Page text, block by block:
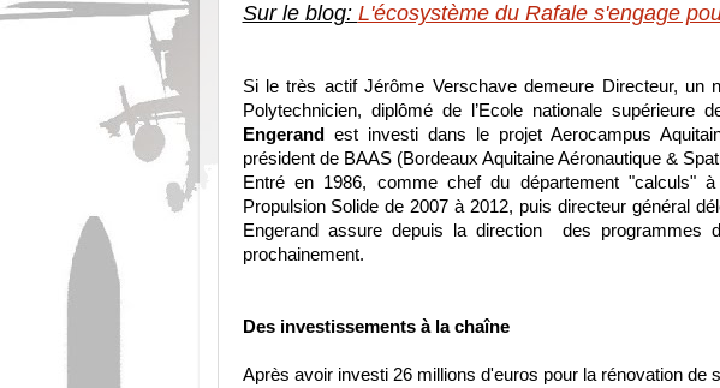
Sur le blog: L'écosystème du Rafale s'engage
Si le très actif Jérôme Verschave demeure Directeur, un
Polytechnicien, diplômé de l’Ecole nationale supérieure
Engerand
est investi dans le projet Aerocampus
président de BAAS (Bordeaux Aquitaine Aéronautique &
Entré en 1986, comme chef du département "calculs"
Propulsion Solide de 2007 à 2012, puis directeur général
Engerand assure depuis la direction des programmes
prochainement.
Des investissements à la chaîne
Après avoir investi 26 millions d'euros pour la rénovation de